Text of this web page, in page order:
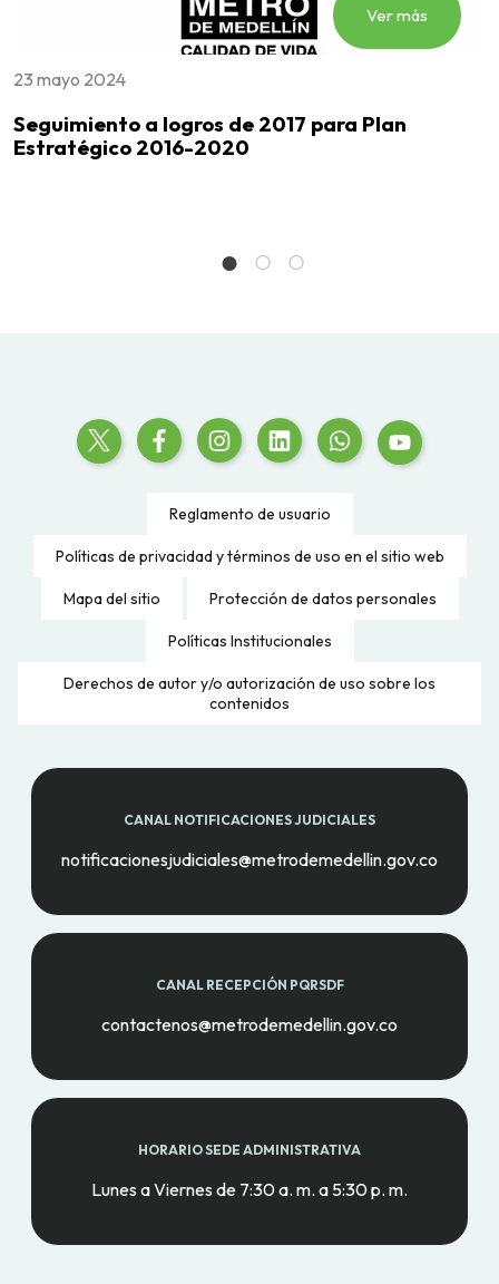
Ver más
23 mayo 2024
Seguimiento a logros de 2017 para Plan
Estratégico 2016-2020
Reglamento de usuario
Políticas de privacidad y términos de uso en el sitio web
Mapa del sitio Protección de datos personales
Políticas Institucionales
Derechos de autor y/o autorización de uso sobre los
contenidos
CANAL NOTIFICACIONES JUDICIALES
notificacionesjudiciales@metrodemedellin.gov.co
CANAL RECEPCIÓN PQRSDF
contactenos@metrodemedellin.gov.co
HORARIO SEDE ADMINISTRATIVA
Lunes a Viernes de 7:30 a. m. a 5:30 p. m.